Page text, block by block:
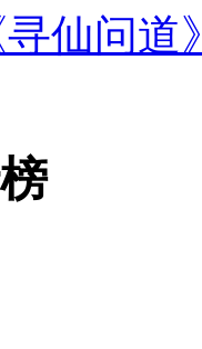
寻仙问